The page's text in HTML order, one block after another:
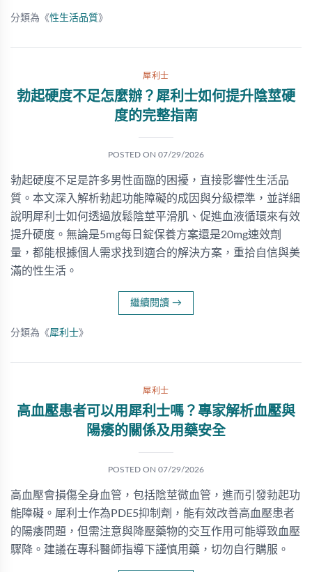
分類為《性生活品質 》
犀利士
勃起硬度不足怎麼辦？犀利士如何提升陰莖硬
度的完整指南
POSTED ON 07/29/2026
勃起硬度不足是許多男性面臨的困擾，直接影響性生活品
質。本文深入解析勃起功能障礙的成因與分級標準，並詳細
說明犀利士如何透過放鬆陰莖平滑肌、促進血液循環來有效
提升硬度。無論是5mg每日錠保養方案還是20mg速效劑
量，都能根據個人需求找到適合的解決方案，重拾自信與美
滿的性生活。
繼續閱讀 →
分類為《犀利士》
犀利士
高血壓患者可以用犀利士嗎？專家解析血壓與
陽痿的關係及用藥安全
POSTED ON 07/29/2026
高血壓會損傷全身血管，包括陰莖微血管，進而引發勃起功
能障礙。犀利士作為PDE5抑制劑，能有效改善高血壓患者
的陽痿問題，但需注意與降壓藥物的交互作用可能導致血壓
驟降。建議在專科醫師指導下謹慎用藥，切勿自行購服。